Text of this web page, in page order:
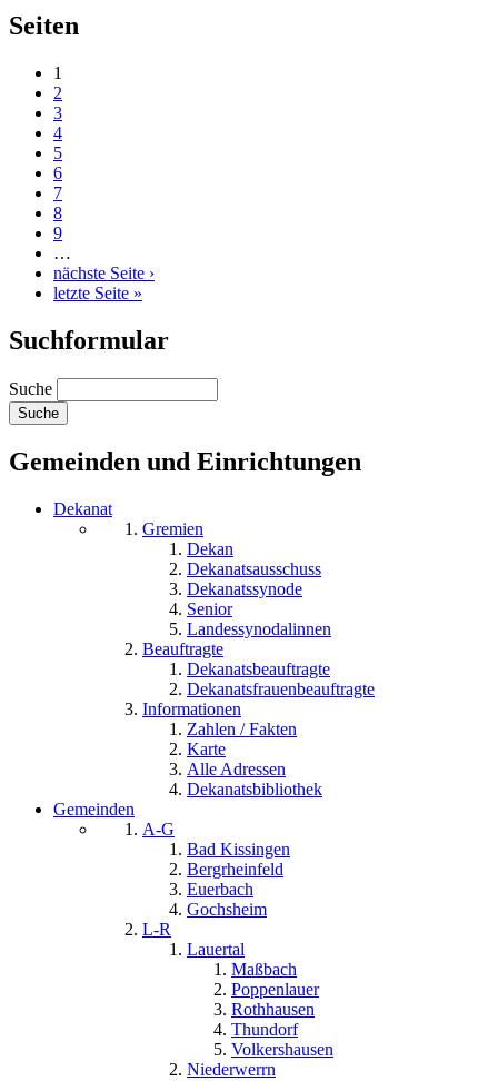
Seiten
1
2
3
4
5
6
7
8
9
…
nächste Seite ›
letzte Seite »
Suchformular
Suche
Gemeinden und Einrichtungen
Dekanat
Gremien
Dekan
Dekanatsausschuss
Dekanatssynode
Senior
Landessynodalinnen
Beauftragte
Dekanatsbeauftragte
Dekanatsfrauenbeauftragte
Informationen
Zahlen / Fakten
Karte
Alle Adressen
Dekanatsbibliothek
Gemeinden
A-G
Bad Kissingen
Bergrheinfeld
Euerbach
Gochsheim
L-R
Lauertal
Maßbach
Poppenlauer
Rothhausen
Thundorf
Volkershausen
Niederwerrn